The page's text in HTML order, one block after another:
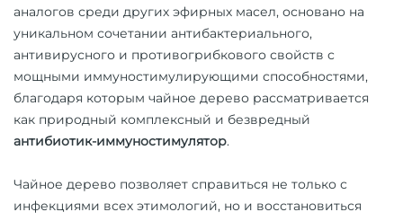
аналогов среди других эфирных масел, основано на
уникальном сочетании антибактериального,
антивирусного и противогрибкового свойств с
мощными иммуностимулирующими способностями,
благодаря которым чайное дерево рассматривается
как природный комплексный и безвредный
антибиотик-иммуностимулятор.
Чайное дерево позволяет справиться не только с
инфекциями всех этимологий, но и восстановиться